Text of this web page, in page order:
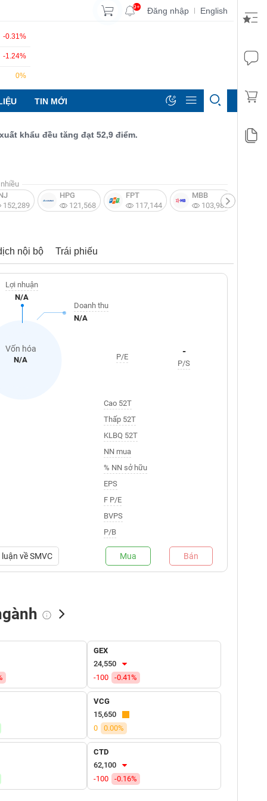
9+ Đăng nhập | English
-0.31%
-1.24%
0%
TIN MỚI
đều tăng đạt 52,9 điểm.
152,289
HPG
121,568
FPT
117,144
MBB
103,987
nội bộ Trái phiếu
Vốn hóa
N/A
Lợi nhuận
N/A
Doanh thu
N/A
P/E -
P/S
Cao 52T
Thấp 52T
KLBQ 52T
NN mua
% NN sở hữu
EPS
F P/E
BVPS
P/B
vềSMVC Mua Bán
Tự doanh mua
GEX
24,550
-100
-0.41%
VCG
15,650
0
0.00%
CTD
62,100
-100
-0.16%